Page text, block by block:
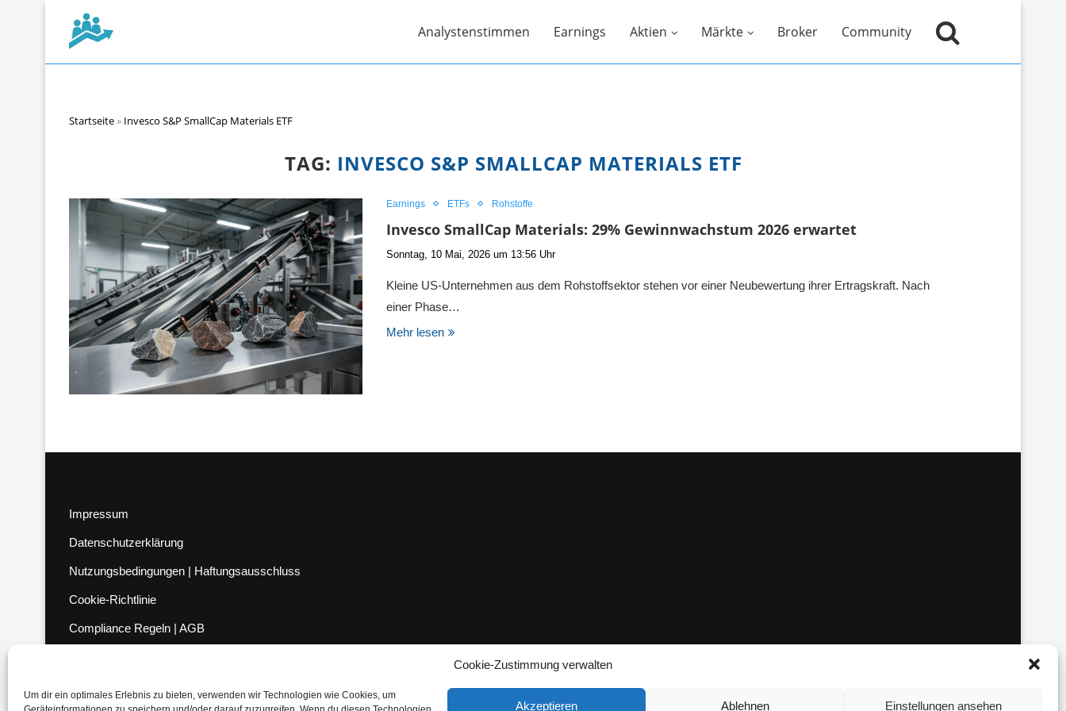
Cookie-Zustimmung verwalten
Um dir ein optimales Erlebnis zu bieten, verwenden wir Technologien wie Cookies, um
Akzeptieren Ablehnen Einstellungen ansehen
Analystenstimmen Earnings Aktien Märkte Broker Community
Startseite» Invesco S&P SmallCap Materials ETF
TAG: INVESCO S&P SMALLCAP MATERIALS ETF
Earnings ETFs Rohstoffe
Invesco SmallCap Materials: 29% Gewinnwachstum 2026 erwartet
Sonntag, 10 Mai, 2026 um 13:56 Uhr
Kleine US-Unternehmen aus dem Rohstoffsektor stehen vor einer Neubewertung ihrer Ertragskraft. Nach
einer Phase…
Mehr lesen
Impressum
Datenschutzerklärung
Nutzungsbedingungen | Haftungsausschluss
Cookie-Richtlinie
Compliance Regeln | AGB